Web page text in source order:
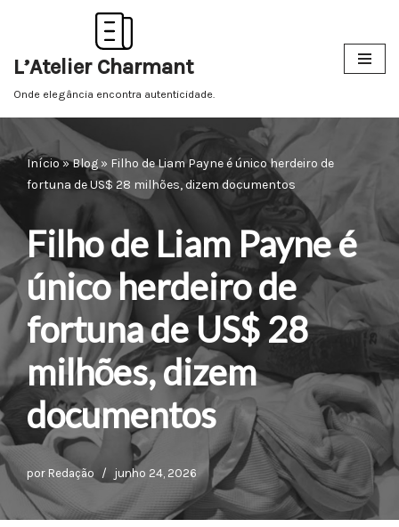
para
o
L’Atelier Charmant
Onde elegância encontra autenticidade.
Início»Blog » Filho de Liam Payne é único herdeiro de
fortuna de US$ 28 milhões, dizem documentos
Filho de Liam Payne é
único herdeiro de
fortuna de US$ 28
milhões, dizem
documentos
por Redação junho 24, 2026